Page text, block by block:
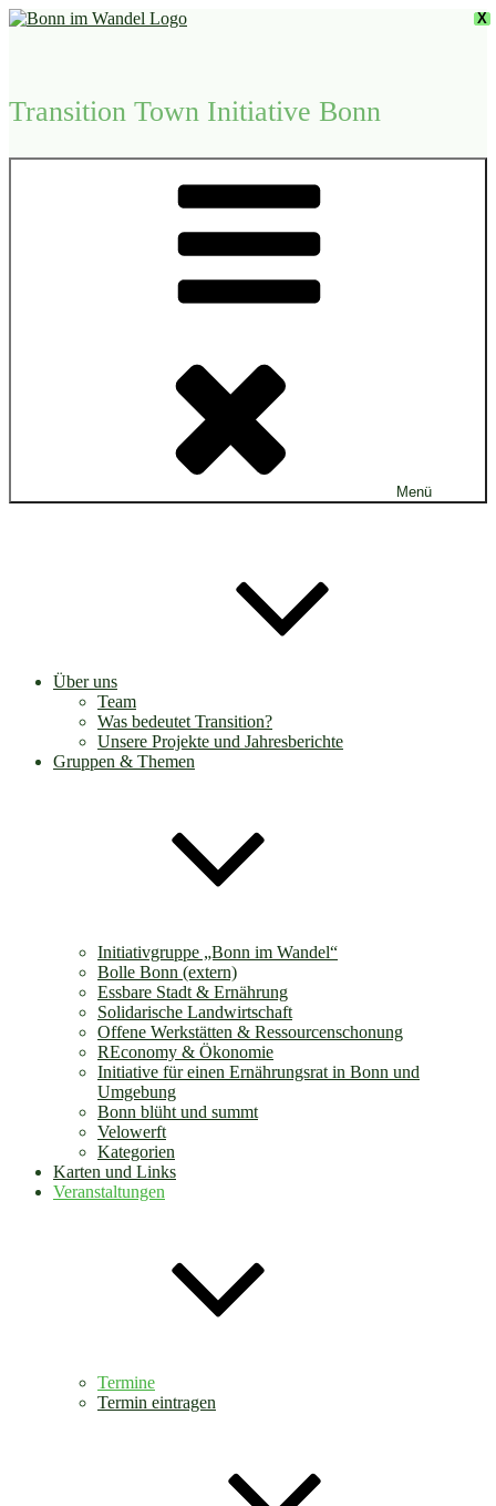
Zum
Transition Town Initiative Bonn
Menü
Über uns
Team
Was bedeutet Transition?
Unsere Projekte und Jahresberichte
Gruppen & Themen
Initiativgruppe „Bonn im Wandel“
Bolle Bonn (extern)
Essbare Stadt & Ernährung
Solidarische Landwirtschaft
Offene Werkstätten & Ressourcenschonung
REconomy & Ökonomie
Initiative für einen Ernährungsrat in Bonn und
Umgebung
Bonn blüht und summt
Velowerft
Kategorien
Karten und Links
Veranstaltungen
Termine
Termin eintragen
X